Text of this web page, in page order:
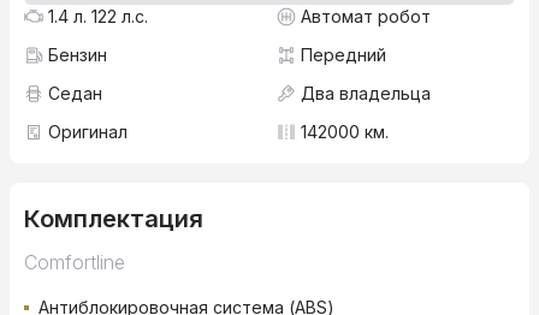
1.4 л. 122 л.с.
Автомат робот
Бензин
Передний
Седан
Два владельца
Оригинал
142000 км.
Комплектация
Comfortline
Антиблокировочная система (ABS)